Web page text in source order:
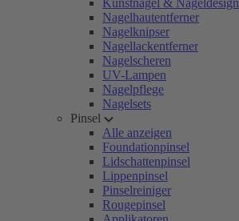
Kunstnägel & Nageldesign
Nagelhautentferner
Nagelknipser
Nagellackentferner
Nagelscheren
UV-Lampen
Nagelpflege
Nagelsets
Pinsel
Alle anzeigen
Foundationpinsel
Lidschattenpinsel
Lippenpinsel
Pinselreiniger
Rougepinsel